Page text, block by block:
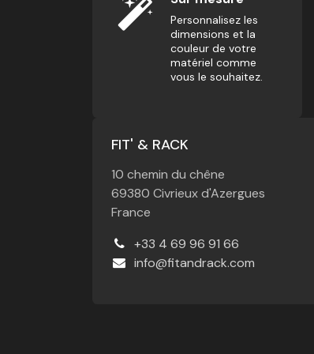
Personnalisez les
dimensions et la
couleur de votre
matériel comme
vous le souhaitez.
FIT' & RACK
10 chemin du chêne
69380 Civrieux d'Azergues
France
+33 4 69 96 91 66
info@fitandrack.com